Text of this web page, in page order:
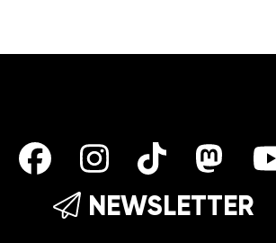
NEWSLETTER